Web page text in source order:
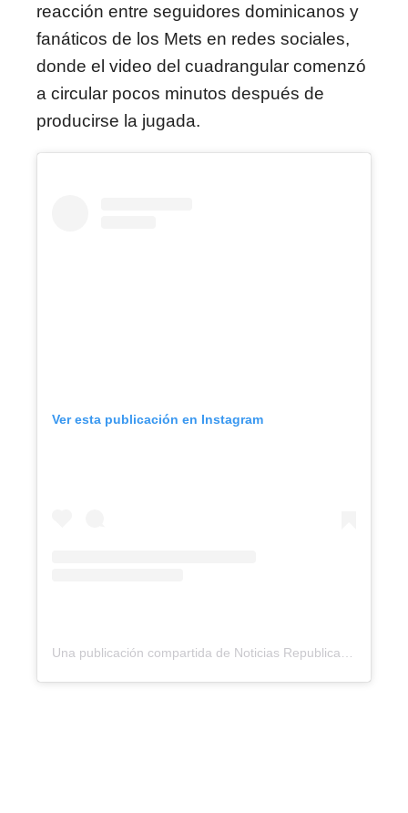
reacción entre seguidores dominicanos y
fanáticos de los Mets en redes sociales,
donde el video del cuadrangular comenzó
a circular pocos minutos después de
producirse la jugada.
Ver esta publicación en Instagram